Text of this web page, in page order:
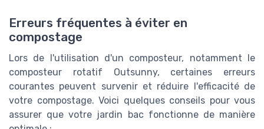
Erreurs fréquentes à éviter en
compostage
Lors de l'utilisation d'un composteur, notamment le
composteur rotatif Outsunny, certaines erreurs
courantes peuvent survenir et réduire l'efficacité de
votre compostage. Voici quelques conseils pour vous
assurer que votre jardin bac fonctionne de manière